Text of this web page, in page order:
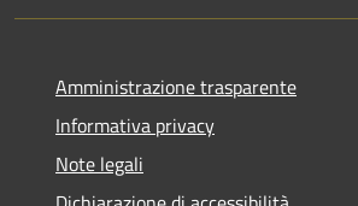
Amministrazione trasparente
Informativa privacy
Note legali